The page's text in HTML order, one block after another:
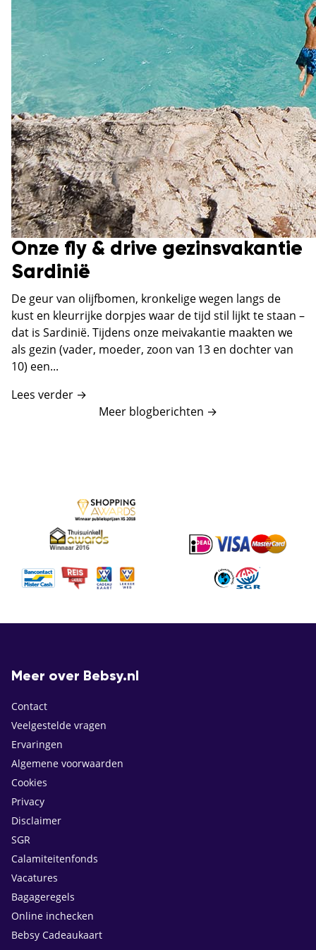
Onze fly & drive gezinsvakantie
Sardinië
De geur van olijfbomen, kronkelige wegen langs de
kust en kleurrijke dorpjes waar de tijd stil lijkt te staan –
dat is Sardinië. Tijdens onze meivakantie maakten we
als gezin (vader, moeder, zoon van 13 en dochter van
10) een...
Lees verder →
Meer blogberichten →
Meer over Bebsy.nl
Contact
Veelgestelde vragen
Ervaringen
Algemene voorwaarden
Cookies
Privacy
Disclaimer
SGR
Calamiteitenfonds
Vacatures
Bagageregels
Online inchecken
Bebsy Cadeaukaart